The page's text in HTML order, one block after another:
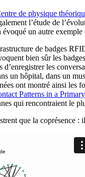
de physique
l’étude de
un autre exemple
de badges
bien sûr les
d’enregistrer les
un hôpital, dans un
ont montré ainsi les
Patterns in a
qui rencontraient le
que la